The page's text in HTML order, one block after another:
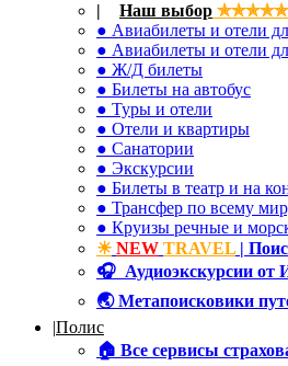
|
Наш выбор ✯✯✯✯✯
● Авиабилеты и отели
● Авиабилеты и отели
● Ж/Д билеты
● Билеты на автобус
● Туры и отели
● Отели и квартиры
● Санатории
● Экскурсии
● Билеты в театр и на
● Трансфер по всему
● Круизы речные и
☀ NEW TRAVEL |
🎧 Аудиоэкскурсии от
🌏Метапоисковики
|Полис
🏠 Все сервисы